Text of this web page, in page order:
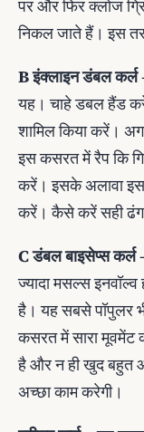
पर और फिर क्लोज
निकल जाते हैं। इस
B इंक्लाइन डंबल कर्ल
यह। चाहे डबल हैंड
शामिल किया करें।
इस कसरत में रैप कि
करें। इसके अलावा इस
करें। कैसे करें सही
C डंबल बाइसेप्स कर्ल
ज्यादा मसल्स
है। यह सबसे पॉपुलर
कसरत में सारा मूवमेंट
है और न ही खुद बहुत
अच्‍छा काम करेगी।